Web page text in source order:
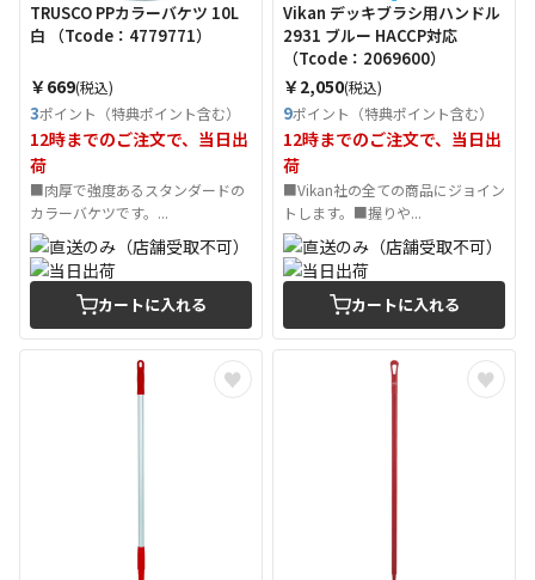
TRUSCO PPカラーバケツ 10L
白 （Tcode：4779771）
￥669(税込)
3ポイント（特典ポイント含む）
12時までのご注文で、当日出
荷
■肉厚で強度あるスタンダードの
カラーバケツです。...
カートに入れる
Vikan デッキブラシ用ハンドル
2931 ブルー HACCP対応
（Tcode：2069600）
￥2,050(税込)
9ポイント（特典ポイント含む）
12時までのご注文で、当日出
荷
■Vikan社の全ての商品にジョイン
トします。■握りや...
カートに入れる